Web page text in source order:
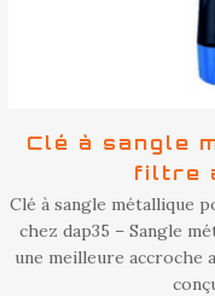
Clé à sangle
filtre
Clé à sangle métallique
chez dap35 – Sangle
une meilleure accroche